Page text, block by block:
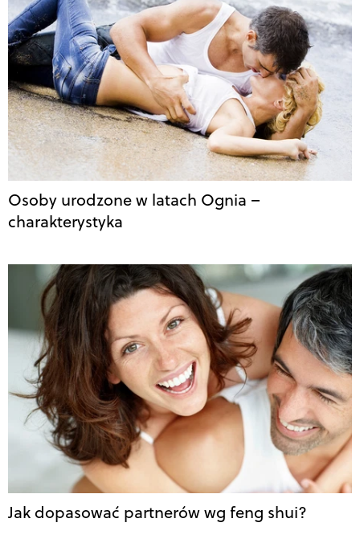
Osoby urodzone w latach Ognia –
charakterystyka
Jak dopasować partnerów wg feng shui?